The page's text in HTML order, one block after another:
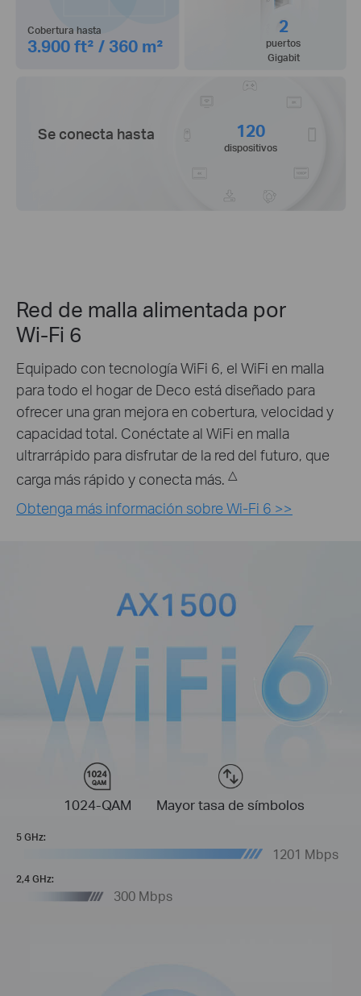
Cobertura hasta
3.900 ft² / 360 m²
2
puertos
Gigabit
Se conecta hasta 120
dispositivos
Red de malla alimentada por
Wi-Fi 6
Equipado con tecnología WiFi 6, el WiFi en malla
para todo el hogar de Deco está diseñado para
ofrecer una gran mejora en cobertura, velocidad y
capacidad total. Conéctate al WiFi en malla
ultrarrápido para disfrutar de la red del futuro, que
carga más rápido y conecta más. △
Obtenga más información sobre Wi-Fi 6 >>
1024-QAM Mayor tasa de símbolos
5 GHz:
1201 Mbps
2,4 GHz:
300 Mbps